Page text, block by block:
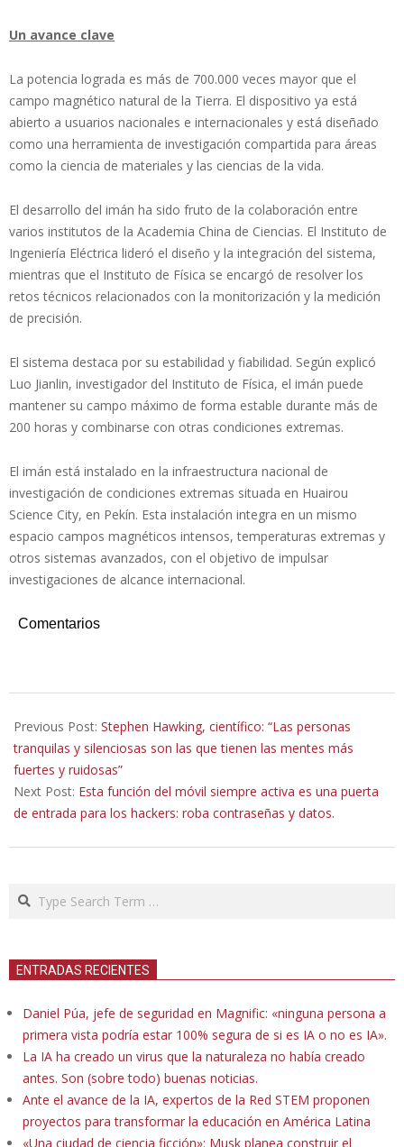
Un avance clave
La potencia lograda es más de 700.000 veces mayor que el
campo magnético natural de la Tierra. El dispositivo ya está
abierto a usuarios nacionales e internacionales y está diseñado
como una herramienta de investigación compartida para áreas
como la ciencia de materiales y las ciencias de la vida.
El desarrollo del imán ha sido fruto de la colaboración entre
varios institutos de la Academia China de Ciencias. El Instituto de
Ingeniería Eléctrica lideró el diseño y la integración del sistema,
mientras que el Instituto de Física se encargó de resolver los
retos técnicos relacionados con la monitorización y la medición
de precisión.
El sistema destaca por su estabilidad y fiabilidad. Según explicó
Luo Jianlin, investigador del Instituto de Física, el imán puede
mantener su campo máximo de forma estable durante más de
200 horas y combinarse con otras condiciones extremas.
El imán está instalado en la infraestructura nacional de
investigación de condiciones extremas situada en Huairou
Science City, en Pekín. Esta instalación integra en un mismo
espacio campos magnéticos intensos, temperaturas extremas y
otros sistemas avanzados, con el objetivo de impulsar
investigaciones de alcance internacional.
Comentarios
02-
05
Previous Post: Stephen Hawking, científico: “Las personas
tranquilas y silenciosas son las que tienen las mentes más
fuertes y ruidosas”
Next Post: Esta función del móvil siempre activa es una puerta
de entrada para los hackers: roba contraseñas y datos.
Search
ENTRADAS RECIENTES
Daniel Púa, jefe de seguridad en Magnific: «ninguna persona a
primera vista podría estar 100% segura de si es IA o no es IA».
La IA ha creado un virus que la naturaleza no había creado
antes. Son (sobre todo) buenas noticias.
Ante el avance de la IA, expertos de la Red STEM proponen
proyectos para transformar la educación en América Latina
«Una ciudad de ciencia ficción»: Musk planea construir el